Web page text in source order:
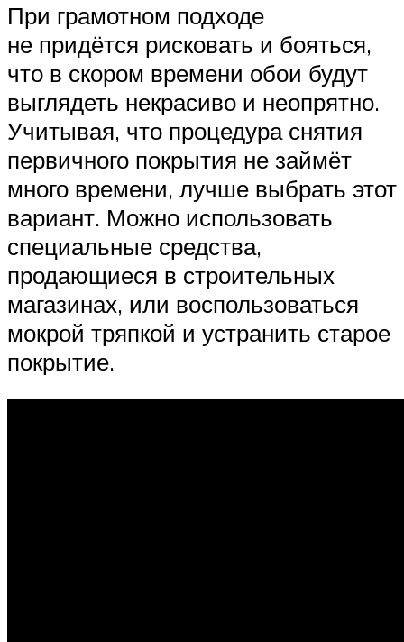
При грамотном подходе
не придётся рисковать и бояться,
что в скором времени обои будут
выглядеть некрасиво и неопрятно.
Учитывая, что процедура снятия
первичного покрытия не займёт
много времени, лучше выбрать этот
вариант. Можно использовать
специальные средства,
продающиеся в строительных
магазинах, или воспользоваться
мокрой тряпкой и устранить старое
покрытие.